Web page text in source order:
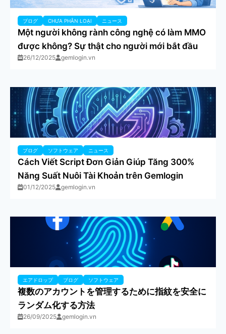
ブログ CHƯA PHÂN LOẠI ニュース
Một người không rành công nghệ có làm MMO
được không? Sự thật cho người mới bắt đầu
26/12/2025 gemlogin.vn
ブログ ソフトウェア ニュース
Cách Viết Script Đơn Giản Giúp Tăng 300%
Năng Suất Nuôi Tài Khoản trên Gemlogin
01/12/2025 gemlogin.vn
エアドロップ ブログ ソフトウェア
複数のアカウントを管理するために指紋を安全に
ランダム化する方法
26/09/2025 gemlogin.vn